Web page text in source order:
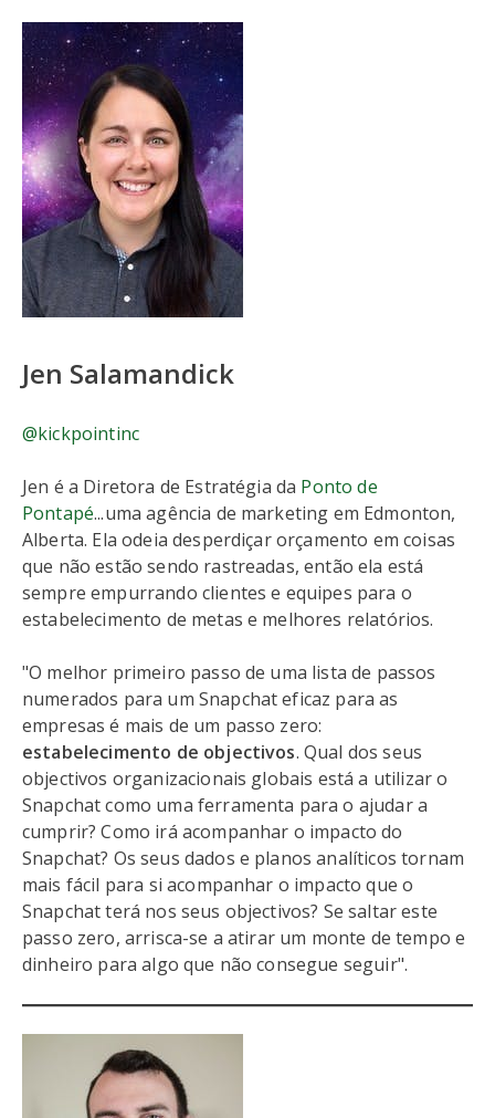
Jen Salamandick
@kickpointinc
Jen é a Diretora de Estratégia da Ponto de
Pontapé...uma agência de marketing em Edmonton,
Alberta. Ela odeia desperdiçar orçamento em coisas
que não estão sendo rastreadas, então ela está
sempre empurrando clientes e equipes para o
estabelecimento de metas e melhores relatórios.
"O melhor primeiro passo de uma lista de passos
numerados para um Snapchat eficaz para as
empresas é mais de um passo zero:
estabelecimento de objectivos. Qual dos seus
objectivos organizacionais globais está a utilizar o
Snapchat como uma ferramenta para o ajudar a
cumprir? Como irá acompanhar o impacto do
Snapchat? Os seus dados e planos analíticos tornam
mais fácil para si acompanhar o impacto que o
Snapchat terá nos seus objectivos? Se saltar este
passo zero, arrisca-se a atirar um monte de tempo e
dinheiro para algo que não consegue seguir".